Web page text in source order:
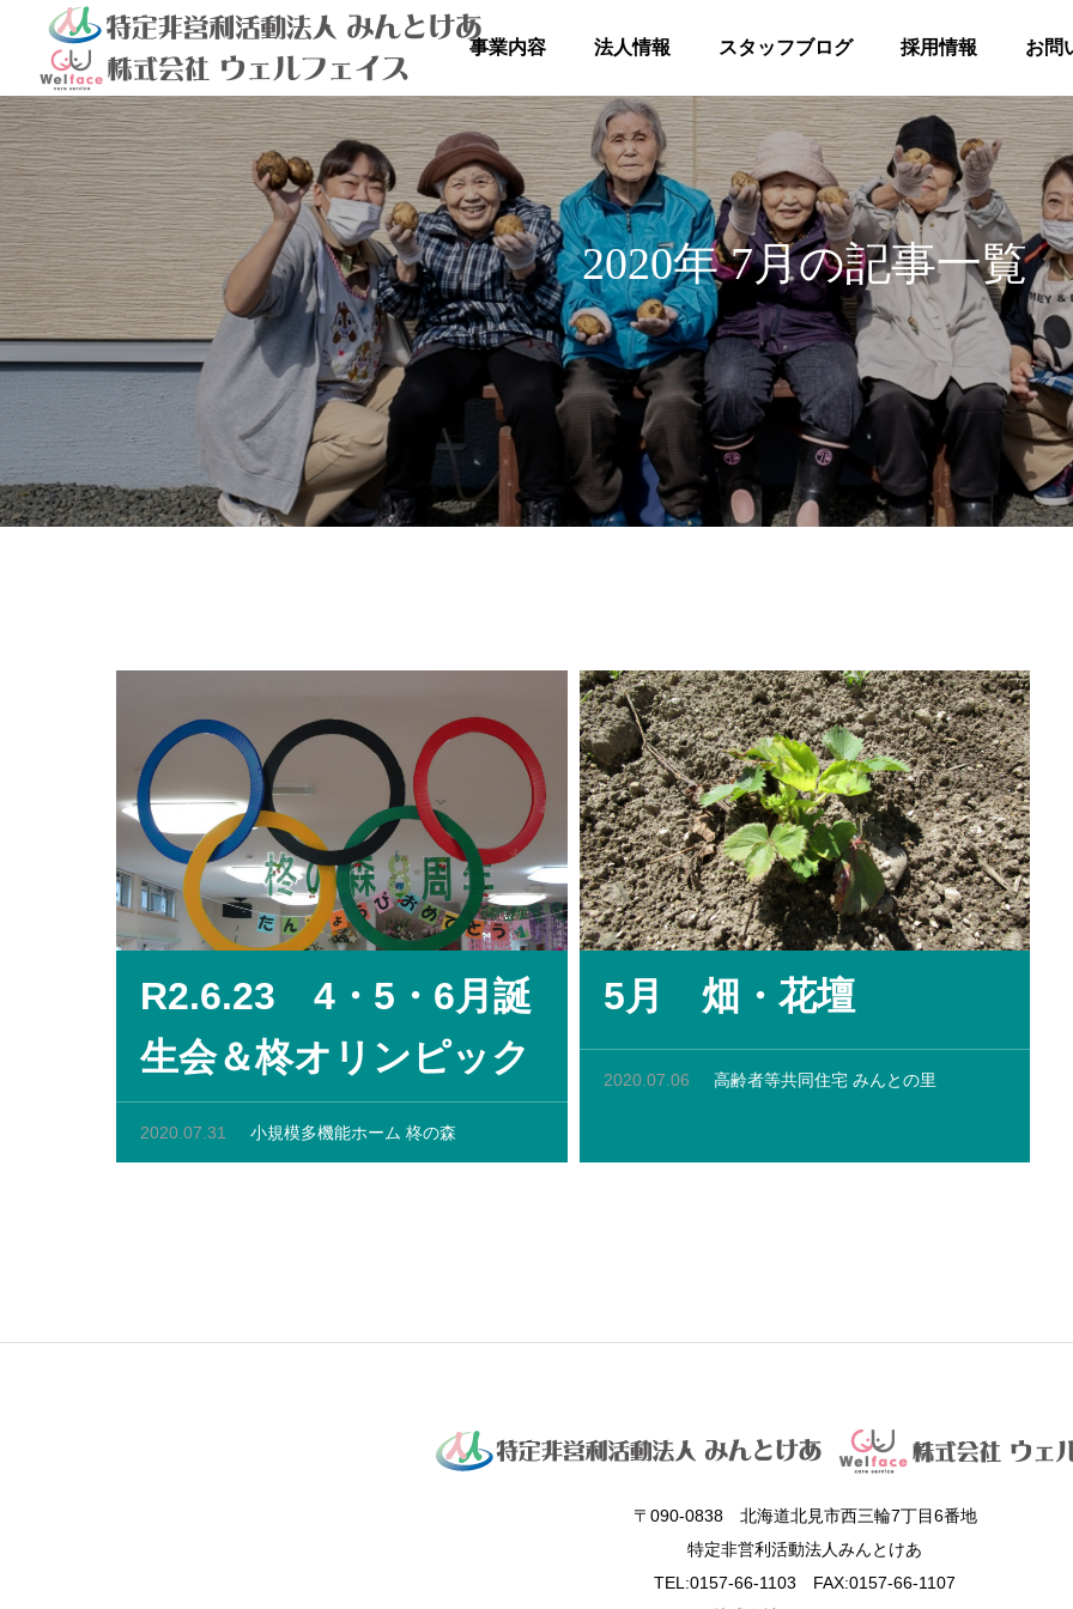
事業内容 法人情報 スタッフブログ 採用情報 お問
秋のドライブ
高齢者等共同住宅 みんとの里
青空散髪
高齢者等共同住宅 みんとの里
合同花火
高齢者等共同住宅 みんとの里

2020年 7月の記事一覧
R2.6.23 4・5・6月誕
生会＆柊オリンピック
2020.07.31 小規模多機能ホーム 柊の森
5月 畑・花壇
2020.07.06 高齢者等共同住宅 みんとの里
〒090-0838 北海道北見市西三輪7丁目6番地
特定非営利活動法人みんとけあ
TEL:0157-66-1103 FAX:0157-66-1107